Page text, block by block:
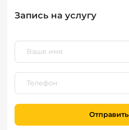
Запись на услугу
Отправить